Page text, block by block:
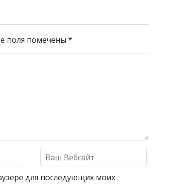
поля помечены *
для последующих моих